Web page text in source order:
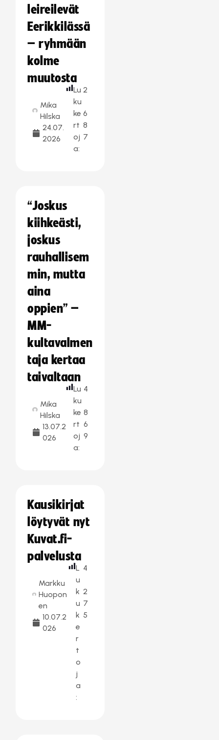
leireilevät
Eerikkilässä
– ryhmään
kolme
muutosta
Mika
Hilska
24.07.
2026
Lu
ku
ke
rt
oj
a:
2
6
8
7
“Joskus
kiihkeästi,
joskus
rauhallisem
min, mutta
aina
oppien” –
MM-
kultavalmen
taja kertaa
taivaltaan
Mika
Hilska
13.07.2
026
Lu
ku
ke
rt
oj
a:
4
8
6
9
Kausikirjat
löytyvät nyt
Kuvat.fi-
palvelusta
Markku
Huopon
en
10.07.2
026
L
u
k
u
k
e
r
t
o
j
a
:
4
2
7
5